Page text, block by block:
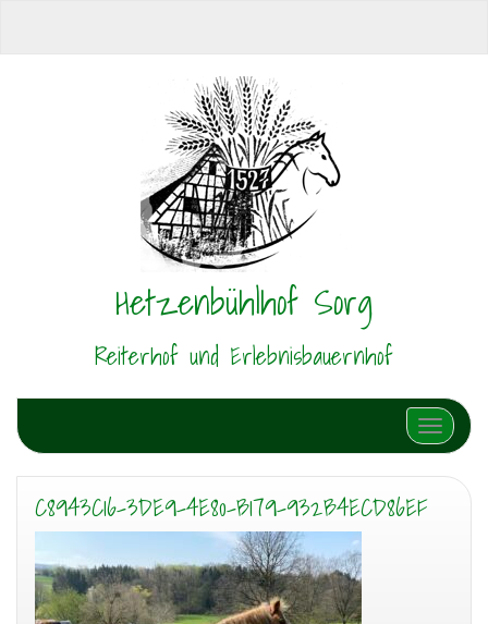
Hetzenbühlhof Sorg
Reiterhof und Erlebnisbauernhof
Schalte
C8943C16-3DE9-4E80-B179-932B4ECD86EF